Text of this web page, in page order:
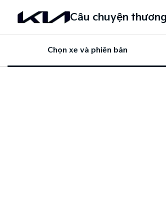
Câu chuyện
Chọn xe và phiên bản